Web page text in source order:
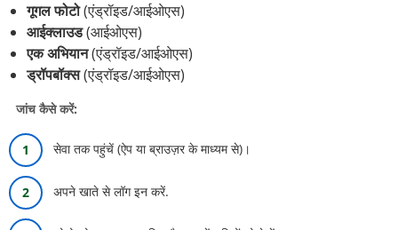
गूगल फोटो(एंड्रॉइड/आईओएस)
आईक्लाउड(आईओएस)
एक अभियान(एंड्रॉइड/आईओएस)
ड्रॉपबॉक्स(एंड्रॉइड/आईओएस)
जांच कैसे करें:
सेवा तक पहुंचें (ऐप या ब्राउज़र के माध्यम से)।
अपने खाते से लॉग इन करें.